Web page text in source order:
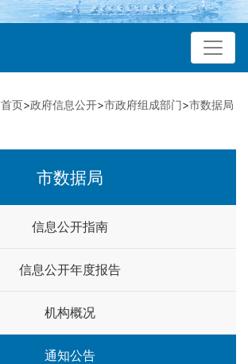
首页>政府信息公开>市政府组成部门>市数据局
市数据局
信息公开指南
信息公开年度报告
机构概况
通知公告